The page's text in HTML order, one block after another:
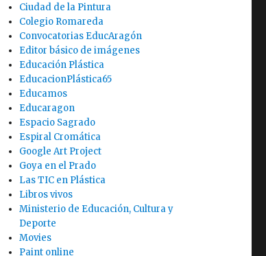
Ciudad de la Pintura
Colegio Romareda
Convocatorias EducAragón
Editor básico de imágenes
Educación Plástica
EducacionPlástica65
Educamos
Educaragon
Espacio Sagrado
Espiral Cromática
Google Art Project
Goya en el Prado
Las TIC en Plástica
Libros vivos
Ministerio de Educación, Cultura y
Deporte
Movies
Paint online